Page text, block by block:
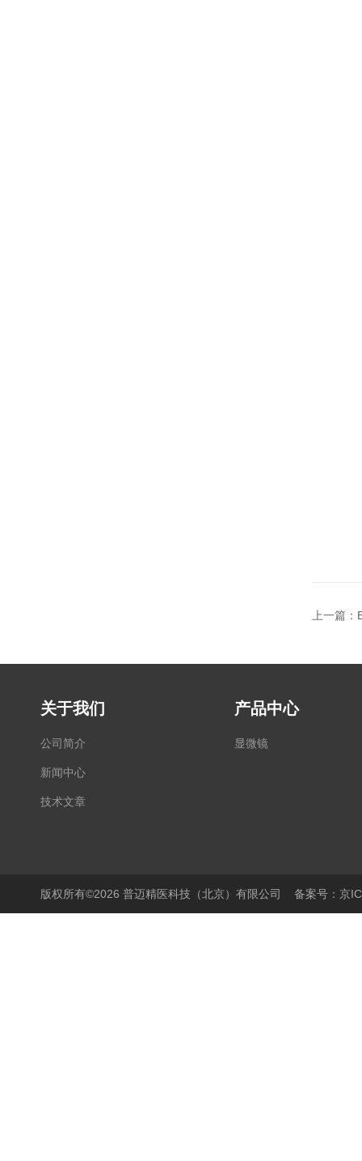
上一篇：
关于我们
公司简介
新闻中心
技术文章
产品中心
显微镜
版权所有©2026 普迈精医科技（北京）有限公司 备案号：京